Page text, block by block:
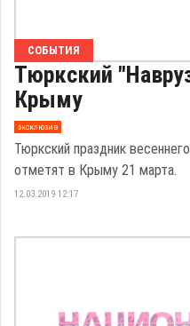
СОБЫТИЯ
Тюркский
Крыму
эксклюзив
Тюркский праздник
отметят в Крыму 21 марта.
12.03.2019 12:17